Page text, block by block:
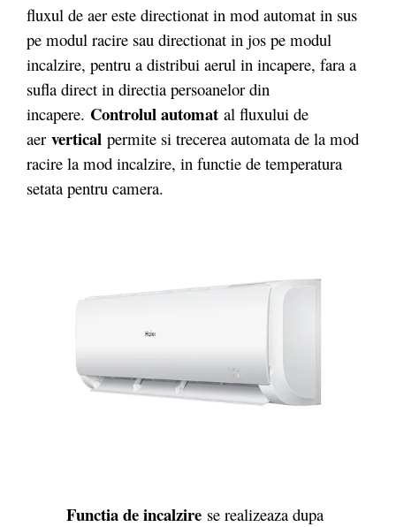
fluxul de aer este directionat in mod automat in sus
pe modul racire sau directionat in jos pe modul
incalzire, pentru a distribui aerul in incapere, fara a
sufla direct in directia persoanelor din
incapere. Controlul automat al fluxului de
aer vertical permite si trecerea automata de la mod
racire la mod incalzire, in functie de temperatura
setata pentru camera.
Functia de incalzire se realizeaza dupa